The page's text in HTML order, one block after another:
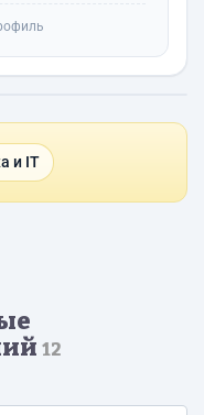
и IT
12